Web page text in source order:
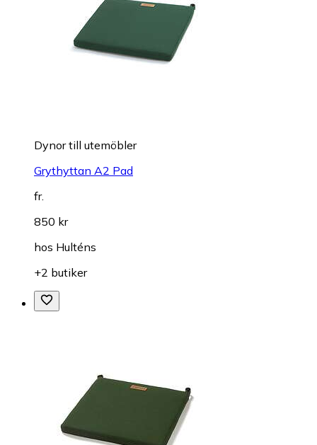
Dynor till utemöbler
Grythyttan A2 Pad
fr.
850 kr
hos Hulténs
+2 butiker